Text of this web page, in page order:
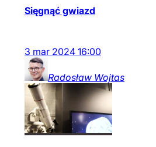
Sięgnąć gwiazd
3 mar 2024 16:00
Radosław Wojtas